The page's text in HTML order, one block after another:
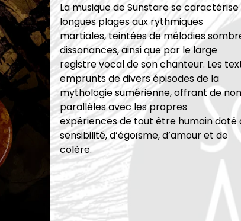
La musique de Sunstare se
longues plages aux rythmiques
martiales, teintées de mélodies
dissonances, ainsi que par le large
registre vocal de son chanteur. Les
emprunts de divers épisodes de la
mythologie sumérienne, offrant de
parallèles avec les propres
expériences de tout être humain doté
sensibilité, d’égoïsme, d’amour et de
colère.